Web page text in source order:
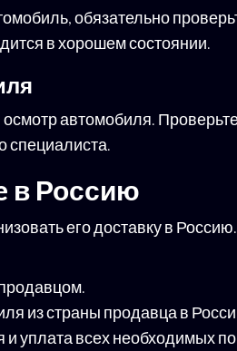
обязательно
в хорошем состоянии.
автомобиля.
специалиста.
в Россию
его доставку в
из страны продавца в
уплата всех необходимых